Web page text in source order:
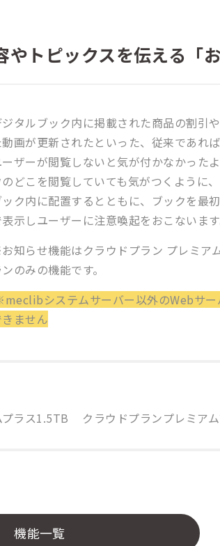
トピックスを伝える「お
ジタルブック内に掲載された商品の割引
動画が更新されたといった、従来であれ
ーザーが閲覧しないと気が付かなかった
のどこを閲覧していても気がつくように
ック内に配置するとともに、ブックを最
示しユーザーに注意喚起をおこないます
知らせ機能はクラウドプラン プレミア
のみの機能です。
システムサーバー以外のWebサー
ません
ラス1.5TB クラウドプランプレミア
機能一覧